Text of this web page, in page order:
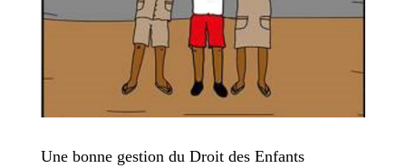
Une bonne gestion du Droit des Enfants